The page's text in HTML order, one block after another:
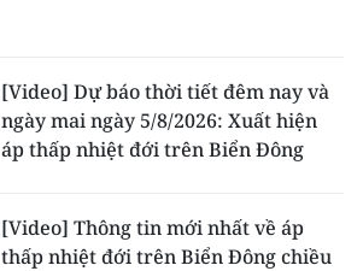
[Video] Dự báo thời tiết đêm nay và
ngày mai ngày 5/8/2026: Xuất hiện
áp thấp nhiệt đới trên Biển Đông
[Video] Thông tin mới nhất về áp
thấp nhiệt đới trên Biển Đông chiều